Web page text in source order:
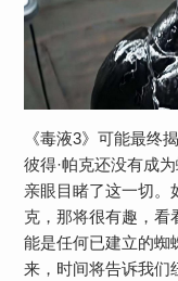
《毒液3》可能最终
彼得·帕克还没有成
亲眼目睹了这一切。
克，那将很有趣，看
能是任何已建立的蜘
来，时间将告诉我们